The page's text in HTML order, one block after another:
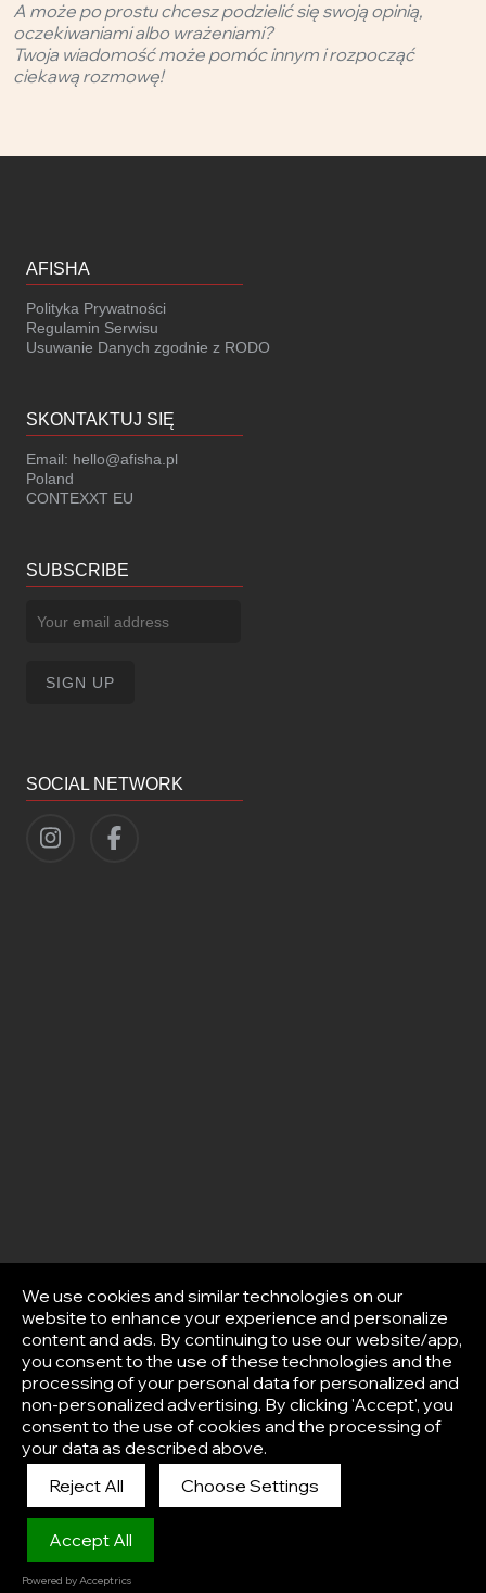
A może po prostu chcesz podzielić się swoją opinią,
oczekiwaniami albo wrażeniami?
Twoja wiadomość może pomóc innym i rozpocząć
ciekawą rozmowę!
AFISHA
Polityka Prywatności
Regulamin Serwisu
Usuwanie Danych zgodnie z RODO
SKONTAKTUJ SIĘ
Email: hello@afisha.pl
Poland
CONTEXXT EU
SUBSCRIBE
SOCIAL NETWORK
Afisha
We use cookies and similar technologies on our
website to enhance your experience and personalize
content and ads. By continuing to use our website/app,
you consent to the use of these technologies and the
processing of your personal data for personalized and
non-personalized advertising. By clicking 'Accept', you
consent to the use of cookies and the processing of
your data as described above.
Reject All
Choose Settings
Accept All
Powered by Acceptrics